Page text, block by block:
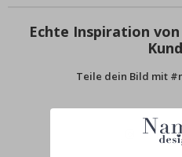
Echte Inspiration
Teile dein Bild mit